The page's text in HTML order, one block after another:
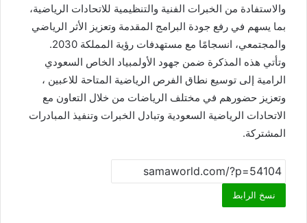
والاستفادة من الخبرات الفنية والتنظيمية للاتحادات الرياضية،
بما يسهم في رفع جودة البرامج المقدمة وتعزيز الأثر الرياضي
والمجتمعي، انسجامًا مع مستهدفات رؤية المملكة 2030.
وتأتي هذه المذكرة ضمن جهود الأولمبياد الخاص السعودي
الرامية إلى توسيع نطاق الفرص الرياضية المتاحة للاعبين ،
وتعزيز حضورهم في مختلف الرياضات من خلال التعاون مع
الاتحادات الرياضية السعودية وتبادل الخبرات وتنفيذ المبادرات
المشتركة.
نسخ الرابط